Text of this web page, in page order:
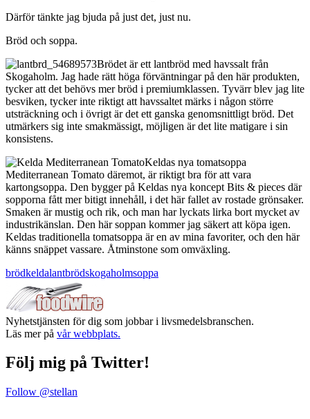
Därför tänkte jag bjuda på just det, just nu.
Bröd och soppa.
Brödet är ett lantbröd med havssalt från
Skogaholm. Jag hade rätt höga förväntningar på den här produkten,
tycker att det behövs mer bröd i premiumklassen. Tyvärr blev jag lite
besviken, tycker inte riktigt att havssaltet märks i någon större
utsträckning och i övrigt är det ett ganska genomsnittligt bröd. Det
utmärkers sig inte smakmässigt, möjligen är det lite matigare i sin
konsistens.
Keldas nya tomatsoppa
Mediterranean Tomato däremot, är riktigt bra för att vara
kartongsoppa. Den bygger på Keldas nya koncept Bits & pieces där
sopporna fått mer bitigt innehåll, i det här fallet av rostade grönsaker.
Smaken är mustig och rik, och man har lyckats lirka bort mycket av
industrikänslan. Den här soppan kommer jag säkert att köpa igen.
Keldas traditionella tomatsoppa är en av mina favoriter, och den här
känns snäppet vassare. Åtminstone som omväxling.
brödkeldalantbrödskogaholmsoppa
Nyhetstjänsten för dig som jobbar i livsmedelsbranschen.
Läs mer på vår webbplats.
Följ mig på Twitter!
Follow @stellan